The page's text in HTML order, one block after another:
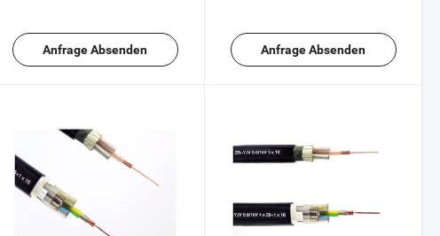
Anfrage Absenden Anfrage Absenden